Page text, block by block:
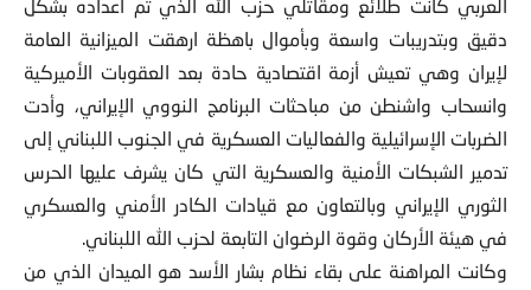
العربي كانت طلائع ومقاتلي حزب الله الذي تم اعداده بشكل
دقيق وبتدريبات واسعة وبأموال باهظة ارهقت الميزانية العامة
لإيران وهي تعيش أزمة اقتصادية حادة بعد العقوبات الأميركية
وانسحاب واشنطن من مباحثات البرنامج النووي الإيراني، وأدت
الضربات الإسرائيلية والفعاليات العسكرية في الجنوب اللبناني إلى
تدمير الشبكات الأمنية والعسكرية التي كان يشرف عليها الحرس
الثوري الإيراني وبالتعاون مع قيادات الكادر الأمني والعسكري
في هيئة الأركان وقوة الرضوان التابعة لحزب الله اللبناني.
وكانت المراهنة على بقاء نظام بشار الأسد هو الميدان الذي من